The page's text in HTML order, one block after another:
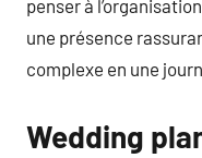
penser à
une présence
complexe en une
Wedding